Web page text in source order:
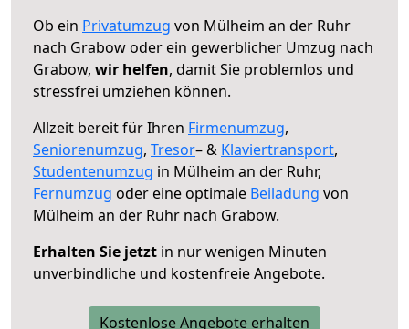
Ob ein Privatumzug von Mülheim an der Ruhr
nach Grabow oder ein gewerblicher Umzug nach
Grabow, wir helfen, damit Sie problemlos und
stressfrei umziehen können.
Allzeit bereit für Ihren Firmenumzug,
Seniorenumzug, Tresor– & Klaviertransport,
Studentenumzug in Mülheim an der Ruhr,
Fernumzug oder eine optimale Beiladung von
Mülheim an der Ruhr nach Grabow.
Erhalten Sie jetzt in nur wenigen Minuten
unverbindliche und kostenfreie Angebote.
Kostenlose Angebote erhalten